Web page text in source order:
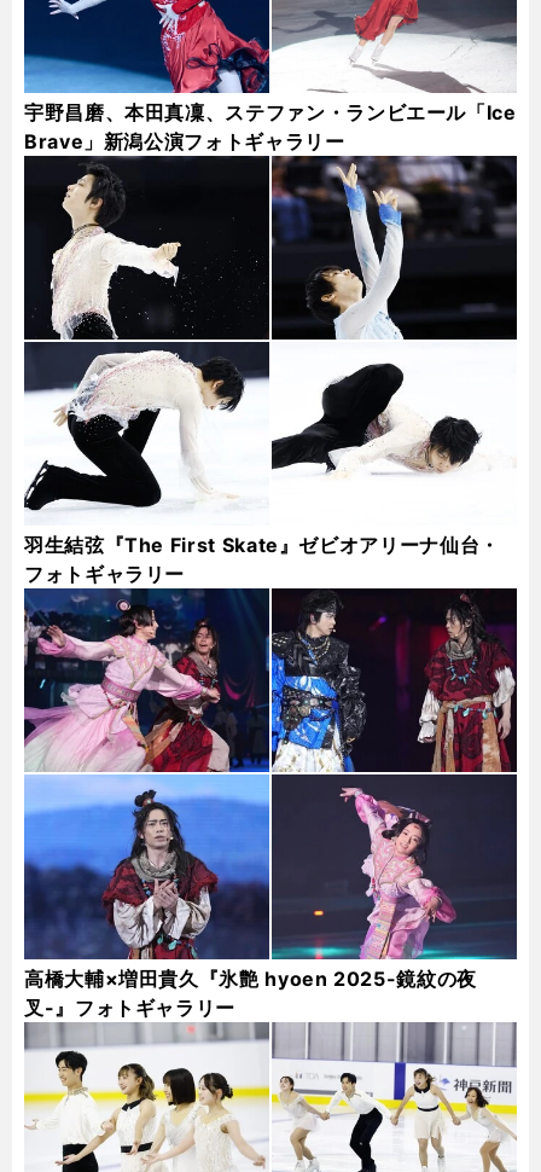
宇野昌磨、本田真凜、ステファン・ランビエール「Ice
Brave」新潟公演フォトギャラリー
羽生結弦『The First Skate』ゼビオアリーナ仙台・
フォトギャラリー
高橋大輔×増田貴久『氷艶 hyoen 2025-鏡紋の夜
叉-』フォトギャラリー